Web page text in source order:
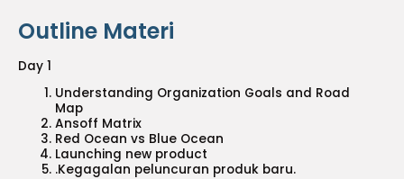
Outline Materi
Day 1
Understanding Organization Goals and Road
Map
Ansoff Matrix
Red Ocean vs Blue Ocean
Launching new product
.Kegagalan peluncuran produk baru.